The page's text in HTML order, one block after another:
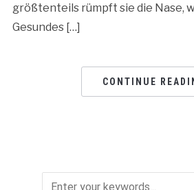
größtenteils rümpft sie die Nase,
Gesundes […]
CONTINUE